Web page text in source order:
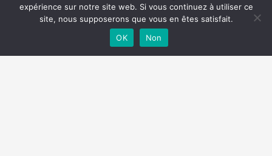
expérience sur notre site web. Si vous continuez à utiliser ce
site, nous supposerons que vous en êtes satisfait.
OK
Non